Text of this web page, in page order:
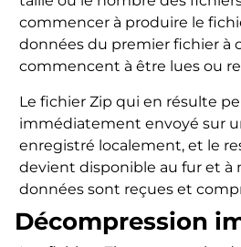
commencer à produire le
données du premier fichier à
commencent à être lues ou
Le fichier Zip qui en résulte
immédiatement envoyé sur
enregistré localement, et le
devient disponible au fur et à
données sont reçues et
Décompression